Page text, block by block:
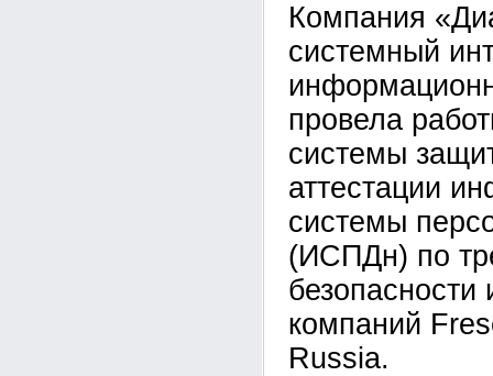
Компания
системный
провела
системы
аттестации
системы
(ИСПДн) по
компаний
Russia.